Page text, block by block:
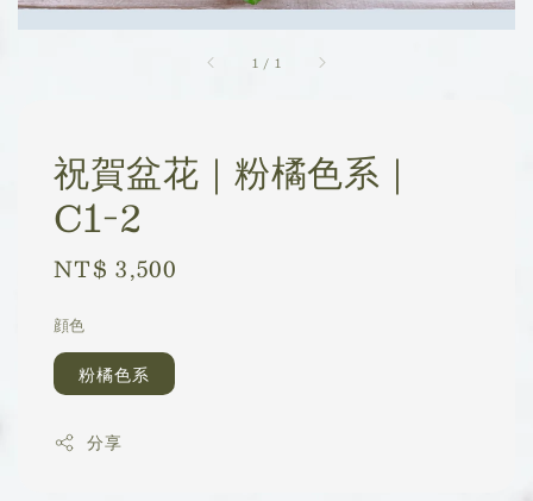
1 / 1
祝賀盆花｜粉橘色系｜
C1-2
Regular
NT$ 3,500
顔色
粉橘色系
分享